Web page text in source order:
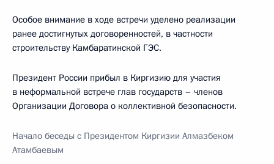
Особое внимание в ходе встречи уделено реализации
ранее достигнутых договоренностей, в частности
строительству Камбаратинской ГЭС.
Президент России прибыл в Киргизию для участия
в неформальной встрече глав государств – членов
Организации Договора о коллективной безопасности.
Начало беседы с Президентом Киргизии Алмазбеком
Атамбаевым